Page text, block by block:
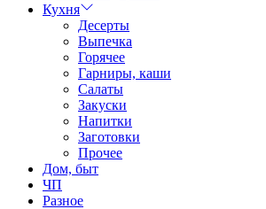
Кухня
Десерты
Выпечка
Горячее
Гарниры, каши
Салаты
Закуски
Напитки
Заготовки
Прочее
Дом, быт
ЧП
Разное